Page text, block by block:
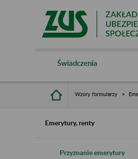
Świadczenia
Wzory formularzy
Emerytury, renty
Przyznanie emerytury